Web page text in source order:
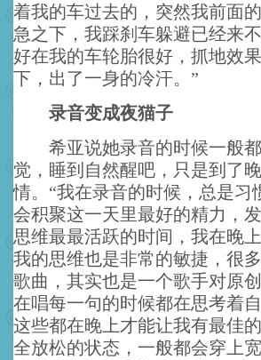
着我的车过去的，突然我前面
急之下，我踩刹车躲避已经来
好在我的车轮胎很好，抓地效
下，出了一身的冷汗。”
录音变成夜猫子
希亚说她录音的时候一般都
觉，睡到自然醒吧，只是到了
情。“我在录音的时候，总是
会积聚这一天里最好的精力，
思维最最活跃的时间，我在晚
我的思维也是非常的敏捷，很
歌曲，其实也是一个歌手对原
在唱每一句的时候都在思考着
这些都在晚上才能让我有最佳
全放松的状态，一般都会穿上